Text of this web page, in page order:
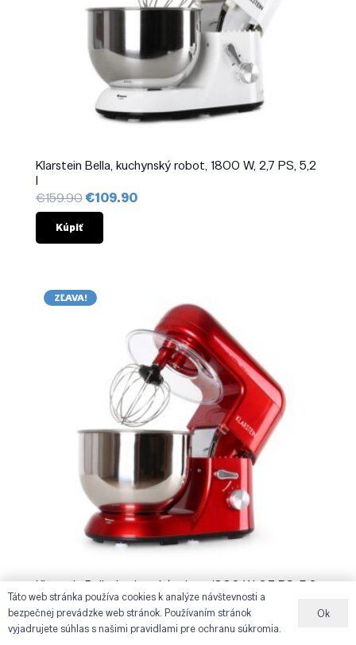
Klarstein Bella, kuchynský robot, 1800 W, 2,7 PS, 5,2
l
€159.90 Pôvodná
cena
€159.90.
€109.90Aktuálna
Kúpiť
ZĽAVA!
Klarstein Bella, kuchynský robot, 1800 W, 2,7 PS, 5,2
l
€159.90Pôvodná
cena
€99.90Aktuálna
cena
Táto web stránka používa cookies k analýze návštevnosti a
bezpečnej prevádzke web stránok. Používaním stránok
vyjadrujete súhlas s našimi pravidlami pre ochranu súkromia.
Ok